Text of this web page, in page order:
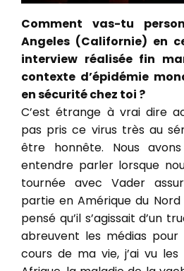
Comment vas-tu
Angeles (Californie) en
interview réalisée fin
contexte d’épidémie
en sécurité chez toi ?
C’est étrange à vrai dire
pas pris ce virus très au
être honnête. Nous
entendre parler lorsque
tournée avec Vader
partie en Amérique du Nord
pensé qu’il s’agissait d’un
abreuvent les médias pour
cours de ma vie, j’ai vu